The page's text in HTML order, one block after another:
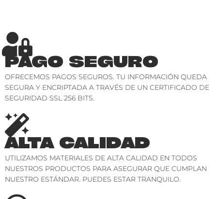
PAGO SEGURO
OFRECEMOS PAGOS SEGUROS. TU INFORMACIÓN QUEDA
SEGURA Y ENCRIPTADA A TRAVÉS DE UN CERTIFICADO DE
SEGURIDAD SSL 256 BITS.
ALTA CALIDAD
UTILIZAMOS MATERIALES DE ALTA CALIDAD EN TODOS
NUESTROS PRODUCTOS PARA ASEGURAR QUE CUMPLAN
NUESTRO ESTÁNDAR. PUEDES ESTAR TRANQUILO.